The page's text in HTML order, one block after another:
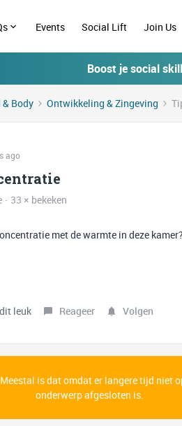
Events Social Lift Join Us
Boost je social
Body Ontwikkeling & Zingeving
ago
33 × bekeken
met de warmte in deze kamer?
leuk Reageer Volgen
is dat omdat er langere tijd niet
onderwerp afgesloten is.